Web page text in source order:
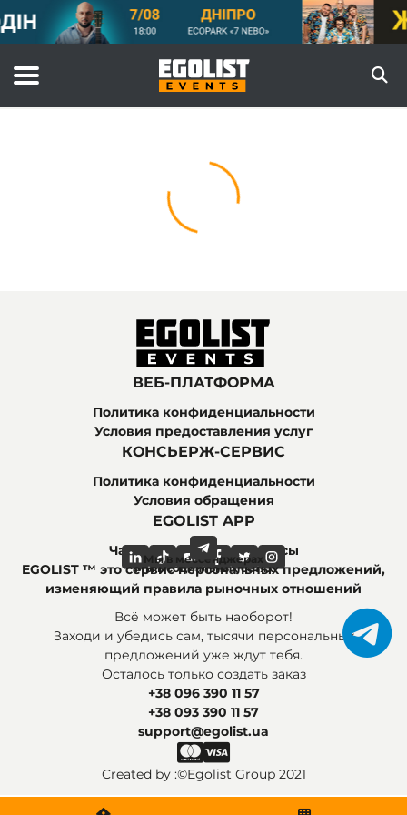
ВЕБ-ПЛАТФОРМА
Политика конфиденциальности
Условия предоставления услуг
КОНСЬЕРЖ-СЕРВИС
Политика конфиденциальности
Условия обращения
EGOLIST APP
Часто задаваемые вопросы
Мы в социальных сетях
Мы в мессенджерах
EGOLIST ™ это сервис персональных предложений,
изменяющий правила рыночных отношений
Всё может быть наоборот!
Заходи и убедись сам, тысячи персональных
предложений уже ждут тебя.
Осталось только создать заказ
+38 096 390 11 57
+38 093 390 11 57
support@egolist.ua
Created by :©Egolist Group 2021